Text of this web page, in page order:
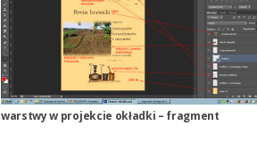
warstwy w projekcie okładki – fragment